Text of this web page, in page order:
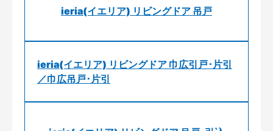
ieria(イエリア) リビングドア 吊戸
ieria(イエリア) リビングドア 巾広引戸･片引
／巾広吊戸･片引